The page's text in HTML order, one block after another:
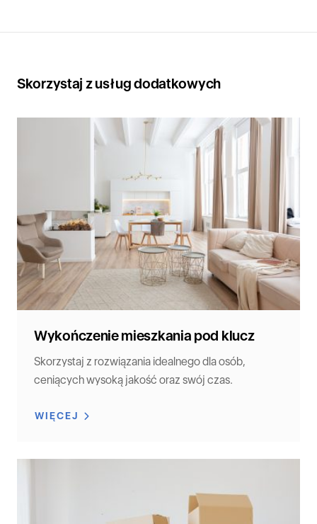
Skorzystaj z usług dodatkowych
Wykończenie mieszkania pod klucz
Skorzystaj z rozwiązania idealnego dla osób,
ceniących wysoką jakość oraz swój czas.
WIĘCEJ